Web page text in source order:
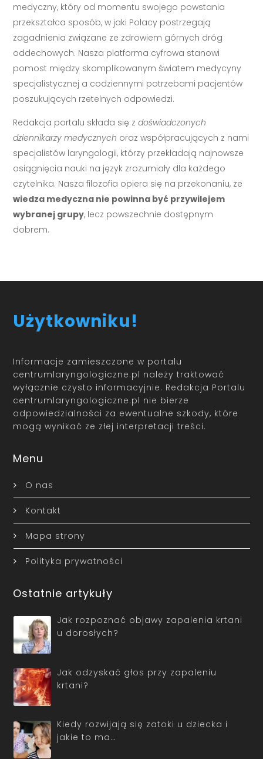
medyczny, który od momentu swojego powstania
przekształca sposób, w jaki Polacy postrzegają
zagadnienia związane ze zdrowiem górnych dróg
oddechowych. Nasza platforma cyfrowa stanowi
pomost między skomplikowanym światem medycyny
specjalistycznej a codziennymi potrzebami pacjentów
poszukujących rzetelnych odpowiedzi.
Redakcja portalu składa się zdoświadczonych
dziennikarzy medycznych oraz współpracujących z nami
specjalistów laryngologii, którzy przekładają najnowsze
osiągnięcia nauki na język zrozumiały dla każdego
czytelnika. Nasza filozofia opiera się na przekonaniu, że
wiedza medyczna nie powinna być przywilejem
wybranej grupy, lecz powszechnie dostępnym
dobrem.
Użytkowniku!
Informacje zamieszczone w portalu
centrumlaryngologiczne.pl należy traktować
wyłącznie czysto informacyjnie. Redakcja Portalu
centrumlaryngologiczne.pl nie bierze
odpowiedzialności za ewentualne szkody, które
mogą wynikać ze złej interpretacji treści.
Menu
O nas
Kontakt
Mapa strony
Polityka prywatności
Ostatnie artykuły
Jak rozpoznać objawy zapalenia krtani
u dorosłych?
Jak odzyskać głos przy zapaleniu
krtani?
Kiedy rozwijają się zatoki u dziecka i
jakie to ma…